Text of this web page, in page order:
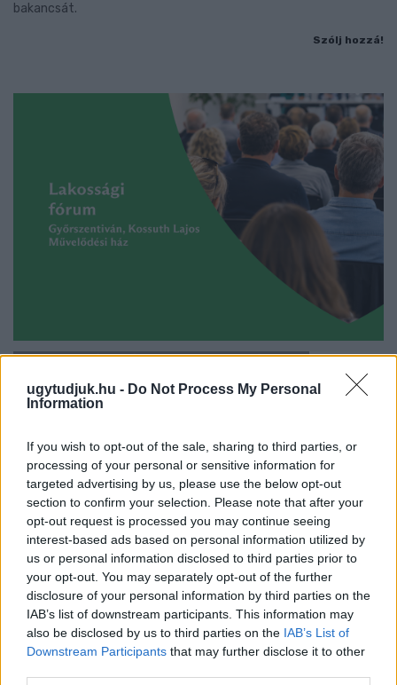
ugytudjuk.hu - Do Not Process My Personal
Information
If you wish to opt-out of the sale, sharing to third parties, or
processing of your personal or sensitive information for
targeted advertising by us, please use the below opt-out
section to confirm your selection. Please note that after your
opt-out request is processed you may continue seeing
interest-based ads based on personal information utilized by
us or personal information disclosed to third parties prior to
your opt-out. You may separately opt-out of the further
disclosure of your personal information by third parties on the
IAB’s list of downstream participants. This information may
also be disclosed by us to third parties on the IAB’s List of
Downstream Participants that may further disclose it to other
bakancsát.
Szólj hozzá!
LAKOSSÁGI FÓRUMON MUTATJÁK BE A
GYŐRSZENTIVÁNI KÖR TÉR FELÚJÍTÁSÁNAK
TERVEIT
építéséről is tájékoztatják az érdeklődőket.
Szólj hozzá!